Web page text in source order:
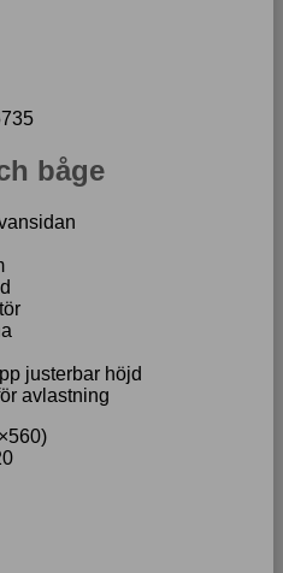
båge
justerbar höjd
avlastning